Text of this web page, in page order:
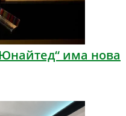
има нова